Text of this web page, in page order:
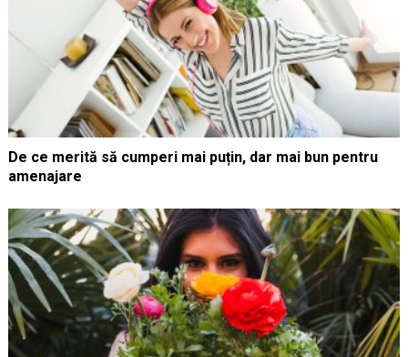
De ce merită să cumperi mai puțin, dar mai bun pentru
amenajare